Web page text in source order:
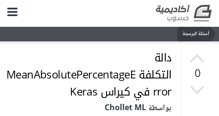
أسئلة البرمجة
0
دالة
التكلفة MeanAbsolutePercentageE
rror في كيراس Keras
بواسطة Chollet ML